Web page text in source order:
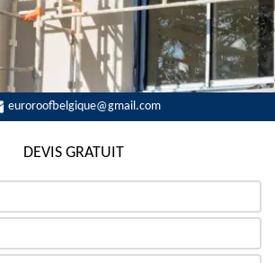
euroroofbelgique@gmail.com
DEVIS GRATUIT